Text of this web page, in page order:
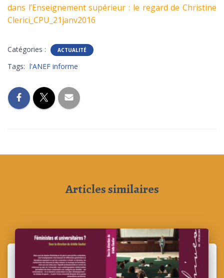
dans l’Enseignement supérieur : le regard de Christine
Clerici_CPU_21janv2016
Catégories : ACTUALITÉ
Tags: l'ANEF informe
Articles similaires